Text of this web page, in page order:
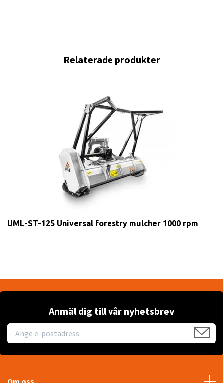
UML-ST-125 Universal forestry mulcher 1000 rpm
Anmäl dig till vår nyhetsbrev
Om oss